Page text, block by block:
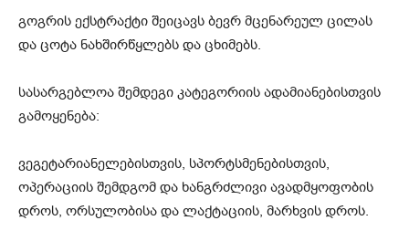
გოგრის ექსტრაქტი შეიცავს ბევრ მცენარეულ ცილას
და ცოტა ნახშირწყლებს და ცხიმებს.
სასარგებლოა შემდეგი კატეგორიის ადამიანებისთვის
გამოყენება:
ვეგეტარიანელებისთვის, სპორტსმენებისთვის,
ოპერაციის შემდგომ და ხანგრძლივი ავადმყოფობის
დროს, ორსულობისა და ლაქტაციის, მარხვის დროს.